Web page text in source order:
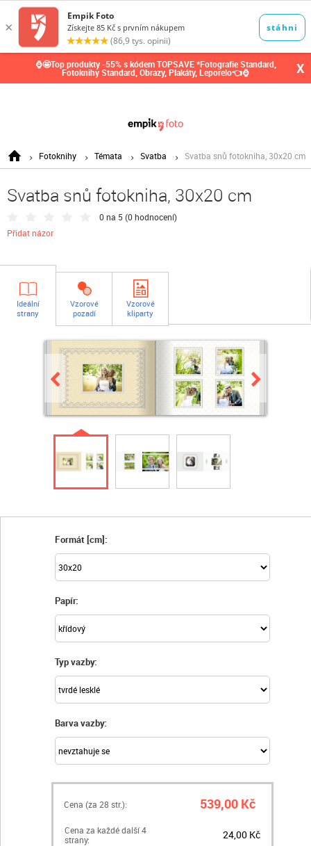
⌚🤩Top produkty -55% s kódem TOPSAVE *Fotografie Standard,
Fotoknihy Standard, Obrazy, Plakáty, Leporelo👈⌚ X
Fotoknihy Témata Svatba Svatba snů fotokniha, 30x20 cm
Svatba snů fotokniha, 30x20 cm
0 na 5 (0 hodnocení)
Přidat názor
Ideální
strany
Vzorové
pozadí
Vzorové
kliparty
Formát [cm]:
Papír:
Typ vazby:
Barva vazby:
Cena (za 28 str.): 539,00 Kč
Cena za každé další 4
strany:
24,00 Kč